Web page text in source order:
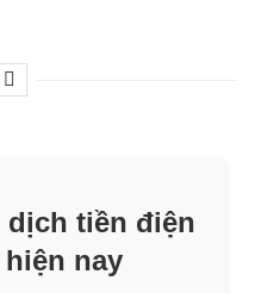
tiền điện
nay